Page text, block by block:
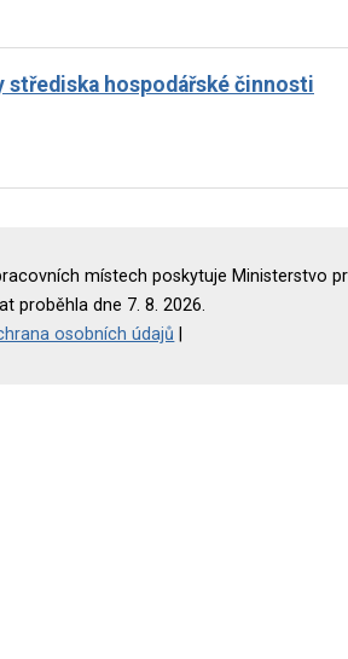
hospodářské činnosti
místech poskytuje Ministerstvo
proběhla dne 7. 8. 2026.
osobních údajů